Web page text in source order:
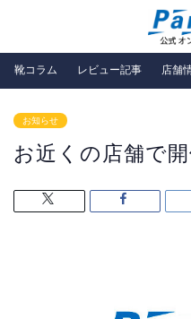
靴コラム レビュー記事 店舗
お知らせ
お近くの店舗で開